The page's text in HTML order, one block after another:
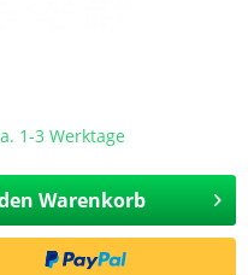
1-3 Werktage
Warenkorb